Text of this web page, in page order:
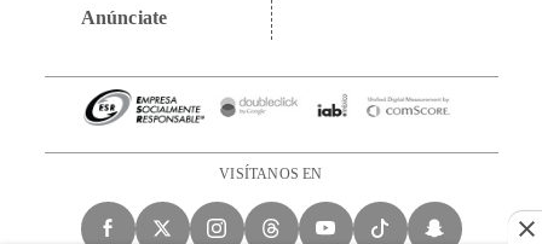
Anúnciate
VISÍTANOS EN